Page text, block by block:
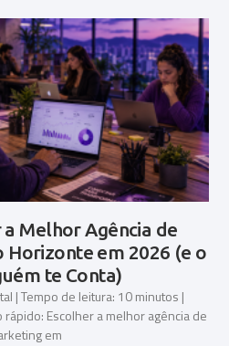
Melhor Agência de
em 2026 (e o
te Conta)
| Tempo de leitura: 10 minutos |
Escolher a melhor agência de
em